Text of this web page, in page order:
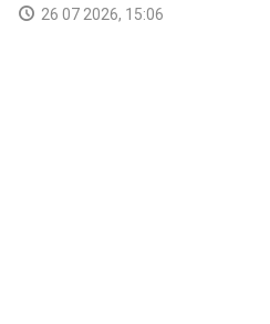
26 07 2026, 15:06